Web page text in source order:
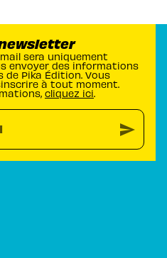
sera uniquement
envoyer des informations
Pika Édition. Vous
à tout moment.
cliquez ici.
send